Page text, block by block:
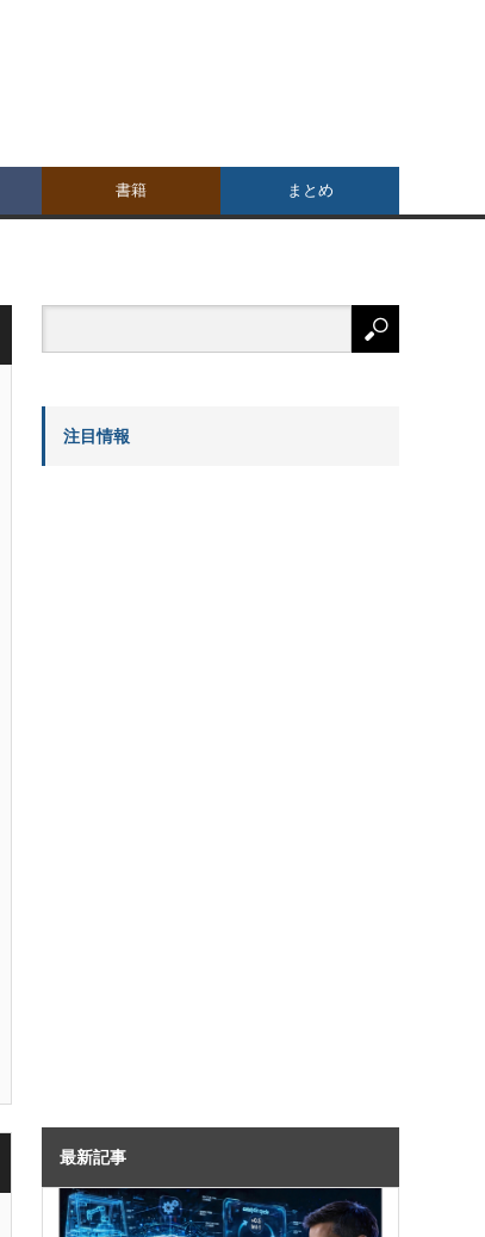
書籍 まとめ
注目情報
最新記事